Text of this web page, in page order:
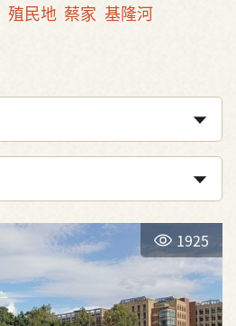
殖民地 蔡家 基隆河
1925